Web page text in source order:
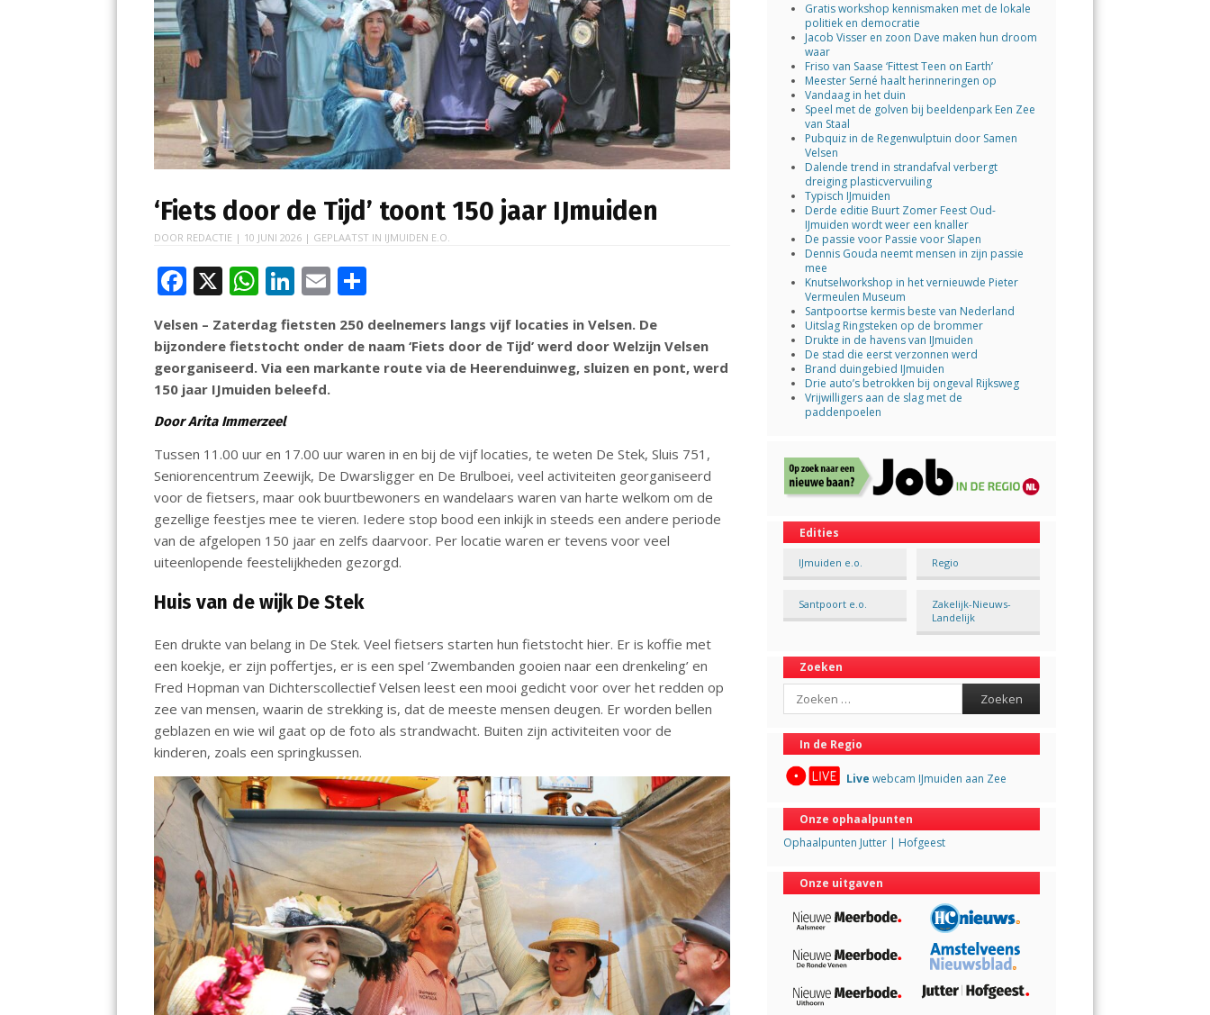
‘Fiets door de Tijd’ toont 150 jaar IJmuiden
DOOR REDACTIE | 10 JUNI 2026 | GEPLAATST IN IJMUIDEN E.O.
F
ac
e
b
o
o
k
X W
h
at
s
A
p
p
Li
n
k
e
dI
E
m
ai
l
e
n
Velsen – Zaterdag fietsten 250 deelnemers langs vijf locaties in Velsen. De
bijzondere fietstocht onder de naam ‘Fiets door de Tijd’ werd door Welzijn Velsen
georganiseerd. Via een markante route via de Heerenduinweg, sluizen en pont, werd
150 jaar IJmuiden beleefd.
Door Arita Immerzeel
Tussen 11.00 uur en 17.00 uur waren in en bij de vijf locaties, te weten De Stek, Sluis 751,
Seniorencentrum Zeewijk, De Dwarsligger en De Brulboei, veel activiteiten georganiseerd
voor de fietsers, maar ook buurtbewoners en wandelaars waren van harte welkom om de
gezellige feestjes mee te vieren. Iedere stop bood een inkijk in steeds een andere periode
van de afgelopen 150 jaar en zelfs daarvoor. Per locatie waren er tevens voor veel
uiteenlopende feestelijkheden gezorgd.
Huis van de wijk De Stek
Een drukte van belang in De Stek. Veel fietsers starten hun fietstocht hier. Er is koffie met
een koekje, er zijn poffertjes, er is een spel ‘Zwembanden gooien naar een drenkeling’ en
Fred Hopman van Dichterscollectief Velsen leest een mooi gedicht voor over het redden op
zee van mensen, waarin de strekking is, dat de meeste mensen deugen. Er worden bellen
geblazen en wie wil gaat op de foto als strandwacht. Buiten zijn activiteiten voor de
kinderen, zoals een springkussen.
Gratis workshop kennismaken met de lokale
politiek en democratie
Jacob Visser en zoon Dave maken hun droom
waar
Friso van Saase ‘Fittest Teen on Earth’
Meester Serné haalt herinneringen op
Vandaag in het duin
Speel met de golven bij beeldenpark Een Zee
van Staal
Pubquiz in de Regenwulptuin door Samen
Velsen
Dalende trend in strandafval verbergt
dreiging plasticvervuiling
Typisch IJmuiden
Derde editie Buurt Zomer Feest Oud-
IJmuiden wordt weer een knaller
De passie voor Passie voor Slapen
Dennis Gouda neemt mensen in zijn passie
mee
Knutselworkshop in het vernieuwde Pieter
Vermeulen Museum
Santpoortse kermis beste van Nederland
Uitslag Ringsteken op de brommer
Drukte in de havens van IJmuiden
De stad die eerst verzonnen werd
Brand duingebied IJmuiden
Drie auto’s betrokken bij ongeval Rijksweg
Vrijwilligers aan de slag met de
paddenpoelen
Edities
IJmuiden e.o. Regio
Santpoort e.o.
Zakelijk-Nieuws-
Landelijk
Zoeken
Search
In de Regio
Live webcam IJmuiden aan Zee
Onze ophaalpunten
Ophaalpunten Jutter | Hofgeest
Onze uitgaven